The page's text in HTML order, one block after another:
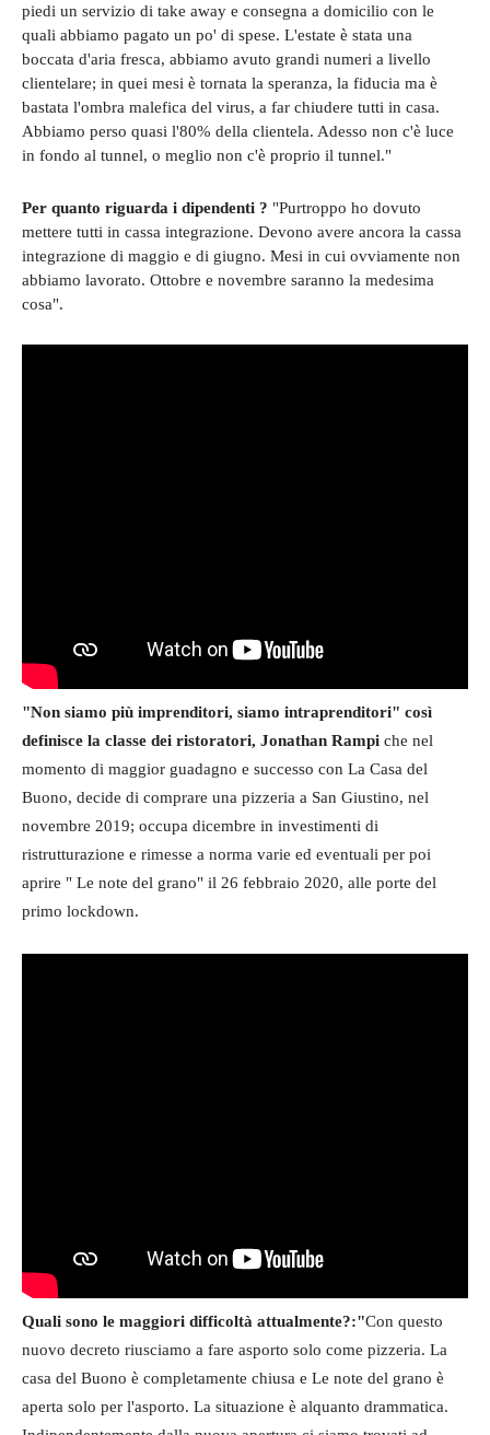
piedi un servizio di take away e consegna a domicilio con le
quali abbiamo pagato un po' di spese. L'estate è stata una
boccata d'aria fresca, abbiamo avuto grandi numeri a livello
clientelare; in quei mesi è tornata la speranza, la fiducia ma è
bastata l'ombra malefica del virus, a far chiudere tutti in casa.
Abbiamo perso quasi l'80% della clientela. Adesso non c'è luce
in fondo al tunnel, o meglio non c'è proprio il tunnel."
Per quanto riguarda i dipendenti ? "Purtroppo ho dovuto
mettere tutti in cassa integrazione. Devono avere ancora la cassa
integrazione di maggio e di giugno. Mesi in cui ovviamente non
abbiamo lavorato. Ottobre e novembre saranno la medesima
cosa".
"Non siamo più imprenditori, siamo intraprenditori" così
definisce la classe dei ristoratori, Jonathan Rampi che nel
momento di maggior guadagno e successo con La Casa del
Buono, decide di comprare una pizzeria a San Giustino, nel
novembre 2019; occupa dicembre in investimenti di
ristrutturazione e rimesse a norma varie ed eventuali per poi
aprire " Le note del grano" il 26 febbraio 2020, alle porte del
primo lockdown.
Quali sono le maggiori difficoltà attualmente?:"Con questo
nuovo decreto riusciamo a fare asporto solo come pizzeria. La
casa del Buono è completamente chiusa e Le note del grano è
aperta solo per l'asporto. La situazione è alquanto drammatica.